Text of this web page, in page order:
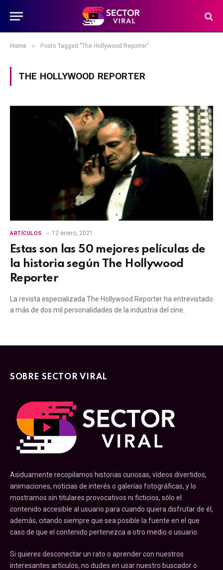
Home » Posts Tagged "The Hollywood Reporter"
THE HOLLYWOOD REPORTER
ARTÍCULOS 12 enero, 2021
Estas son las 50 mejores películas de
la historia según The Hollywood
Reporter
La revista especializada The Hollywood Reporter ha entrevistado
a más de dos mil personalidades de la industria del cine.
SOBRE SECTOR VIRAL
Asiduamente recopilamos historias curiosas, vídeos divertidos,
animaciones, noticias de interés o galerías fotográficas, y lo
mostramos sin titulares provocativos ni ficticios, sólo el
contenido accesible al usuario para cuando quiera disfrutar de él,
además, citando siempre que sea posible la fuente en el que
caso de que el contenido pertenezca a otro medio o usuario.
Si quieres desconectar un rato o aprender con nuestros
interesantes artículos, no dudes en usar nuestro buscador o